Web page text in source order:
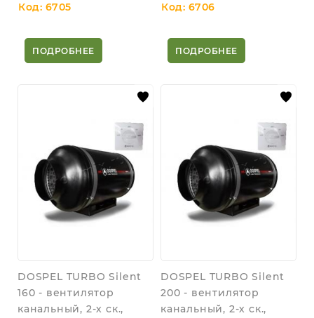
Код: 6705
ПОДРОБНЕЕ
Код: 6706
ПОДРОБНЕЕ
DOSPEL TURBO Silent
160 - вентилятор
канальный, 2-х ск.,
DOSPEL TURBO Silent
200 - вентилятор
канальный, 2-х ск.,